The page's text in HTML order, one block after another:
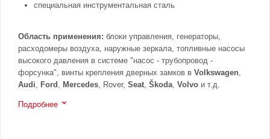
специальная инструментальная сталь
Область применения: блоки управления, генераторы,
расходомеры воздуха, наружные зеркала, топливные насосы
высокого давления в системе "насос - трубопровод -
форсунка", винты крепления дверных замков в Volkswagen,
Audi, Ford , Mercedes, Rover, Seat, Škoda, Volvo и т.д.
Подробнее